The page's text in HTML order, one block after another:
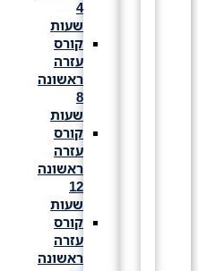
שעות
קורס
עזרה
ראשונה
שעות
קורס
עזרה
ראשונה
שעות
קורס
עזרה
ראשונה